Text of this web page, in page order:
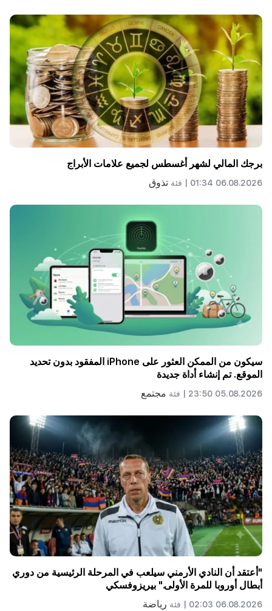
برجك المالي لشهر أغسطس لجميع علامات الأبراج
06.08.2026 01:34 | فئة تذوق
سيكون من الممكن العثور على iPhone المفقود بدون تحديد
الموقع. تم إنشاء أداة جديدة
05.08.2026 23:50 | فئة مجتمع
"أعتقد أن النادي الأرمني سيلعب في المرحلة الرئيسية من دوري
أبطال أوروبا للمرة الأولى." بيريزوفسكي
06.08.2026 02:03 | فئة رياضة